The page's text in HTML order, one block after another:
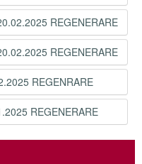
REGENERARE
REGENERARE
REGENRARE
REGENERARE